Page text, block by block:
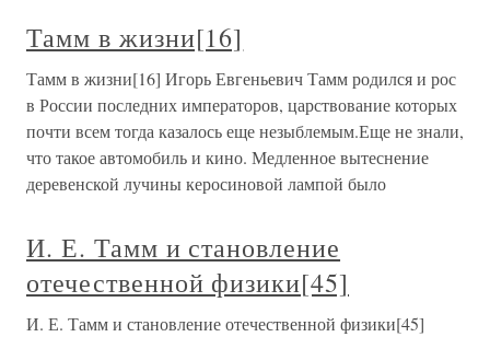
Тамм в жизни[16]
Тамм в жизни[16] Игорь Евгеньевич Тамм родился и рос
в России последних императоров, царствование которых
почти всем тогда казалось еще незыблемым.Еще не знали,
что такое автомобиль и кино. Медленное вытеснение
деревенской лучины керосиновой лампой было
И. Е. Тамм и становление
отечественной физики[45]
И. Е. Тамм и становление отечественной физики[45]